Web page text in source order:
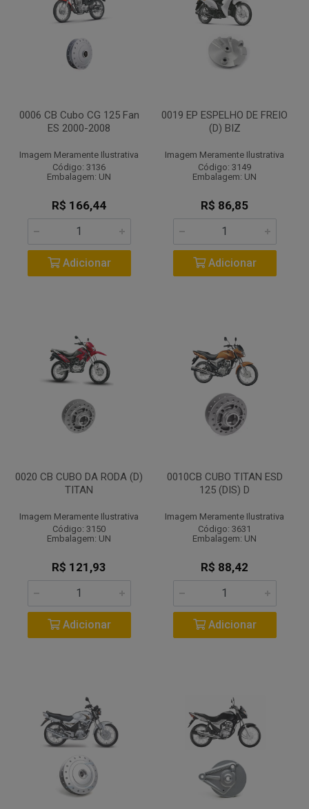
0006 CB Cubo CG 125 Fan
ES 2000-2008
Imagem Meramente Ilustrativa
Código: 3136
Embalagem: UN
R$ 166,44
Adicionar
0019 EP ESPELHO DE FREIO
(D) BIZ
Imagem Meramente Ilustrativa
Código: 3149
Embalagem: UN
R$ 86,85
Adicionar
0020 CB CUBO DA RODA (D)
TITAN
Imagem Meramente Ilustrativa
Código: 3150
Embalagem: UN
R$ 121,93
Adicionar
0010CB CUBO TITAN ESD
125 (DIS) D
Imagem Meramente Ilustrativa
Código: 3631
Embalagem: UN
R$ 88,42
Adicionar